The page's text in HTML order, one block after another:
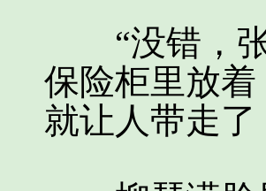
“没错，张
保险柜里放
就让人带走了